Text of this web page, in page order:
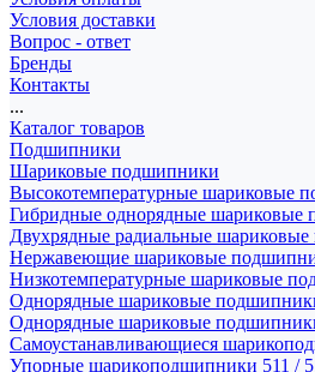
Условия доставки
Вопрос - ответ
Бренды
Контакты
...
Каталог товаров
Подшипники
Шариковые подшипники
Высокотемпературные шариковые
Гибридные однорядные
Двухрядные радиальные
Нержавеющие шариковые
Низкотемпературные шариковые
Однорядные шариковые
Однорядные шариковые
Самоустанавливающиеся
Упорные шарикоподшипники 511 /